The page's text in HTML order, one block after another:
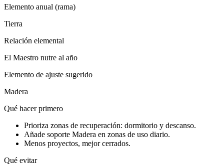
Elemento anual (rama)
Tierra
Relación elemental
El Maestro nutre al año
Elemento de ajuste sugerido
Madera
Qué hacer primero
Prioriza zonas de recuperación: dormitorio y descanso.
Añade soporte Madera en zonas de uso diario.
Menos proyectos, mejor cerrados.
Qué evitar